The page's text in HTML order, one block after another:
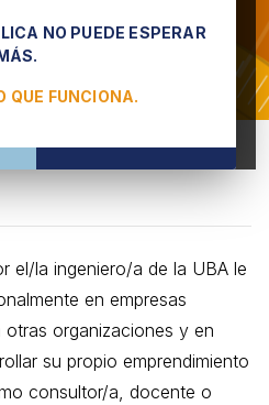
NO PUEDE ESPERAR
QUE FUNCIONA.
Eléctrica -
el/la ingeniero/a de la UBA le
en empresas
organizaciones y en
su propio emprendimiento
consultor/a, docente o